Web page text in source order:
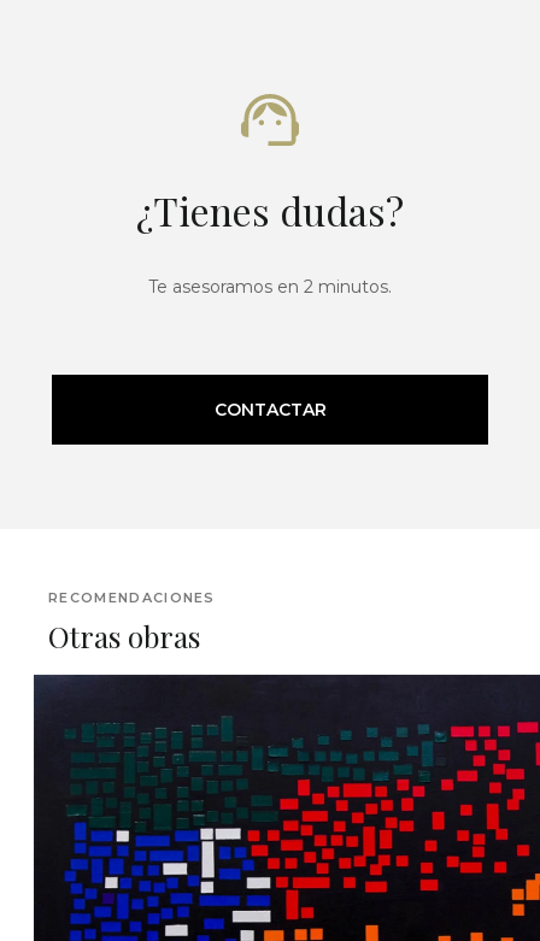
¿Tienes dudas?
Te asesoramos en 2 minutos.
CONTACTAR
RECOMENDACIONES
Otras obras